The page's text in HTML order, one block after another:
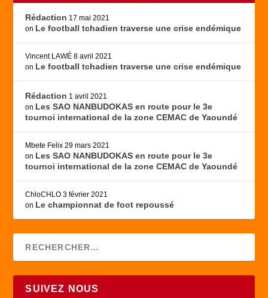
Rédaction 17 mai 2021
on Le football tchadien traverse une crise endémique
Vincent LAWÉ 8 avril 2021
on Le football tchadien traverse une crise endémique
Rédaction 1 avril 2021
on Les SAO NANBUDOKAS en route pour le 3e
tournoi international de la zone CEMAC de Yaoundé
Mbete Felix 29 mars 2021
on Les SAO NANBUDOKAS en route pour le 3e
tournoi international de la zone CEMAC de Yaoundé
ChloCHLO 3 février 2021
on Le championnat de foot repoussé
SUIVEZ NOUS